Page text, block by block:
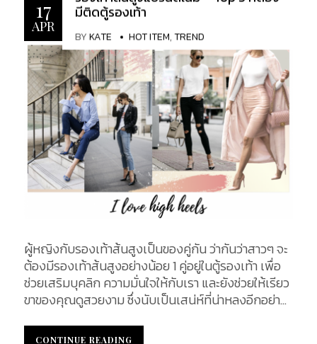
17
APR
มีติดตู้รองเท้า
BYKATE HOT ITEM, TREND
ผู้หญิงกับรองเท้าส้นสูงเป็นของคู่กัน ว่ากันว่าสาวๆ จะ
ต้องมีรองเท้าส้นสูงอย่างน้อย 1 คู่อยู่ในตู้รองเท้า เพื่อ
ช่วยเสริมบุคลิก ความมั่นใจให้กับเรา และยังช่วยให้เรียว
ขาของคุณดูสวยงาม ซึ่งนับเป็นเสน่ห์ที่น่าหลงอีกอย่าง
ว่า รองเท้าส้นสูงสามารถแมทช์เสื้อผ้าได้หลายลุค ทั้งลุ
CONTINUE READING
CONTINUE READING